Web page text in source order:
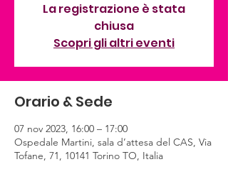
La registrazione è stata
chiusa
Scopri gli altri eventi
Orario & Sede
07 nov 2023, 16:00 – 17:00
Ospedale Martini, sala d’attesa del CAS, Via
Tofane, 71, 10141 Torino TO, Italia